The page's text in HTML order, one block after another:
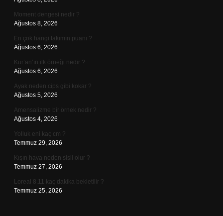
Moment dengesi nedir ?
Ağustos 8, 2026
En çok hangi takımın puanı ?
Ağustos 6, 2026
Kur’an’ın ilk örneği nedir ?
Ağustos 6, 2026
Ayak neden cips gibi kokar ?
Ağustos 5, 2026
Amensalizme bir örnek nedir ?
Ağustos 4, 2026
Yolluk eni kaç cm ?
Temmuz 29, 2026
Kışın hava neden sisli olur ?
Temmuz 27, 2026
Loreal 8.11 kaç dakika bekletilir ?
Temmuz 25, 2026